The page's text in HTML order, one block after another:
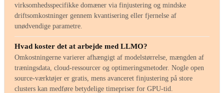
virksomhedsspecifikke domæner via finjustering og mindske
driftsomkostninger gennem kvantisering eller fjernelse af
unødvendige parametre.
Hvad koster det at arbejde med LLMO?
Omkostningerne varierer afhængigt af modelstørrelse, mængden af
træningsdata, cloud-ressourcer og optimeringsmetoder. Nogle open
source-værktøjer er gratis, mens avanceret finjustering på store
clusters kan medføre betydelige timepriser for GPU-tid.